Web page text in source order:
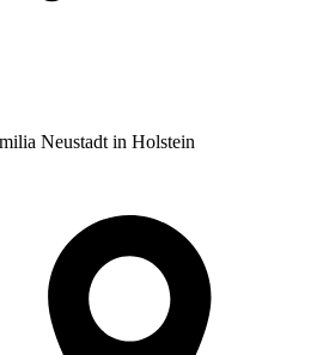
Neustadt in Holstein